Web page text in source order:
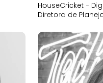
HouseCricket -
Diretora de